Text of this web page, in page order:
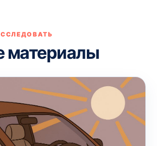
материалы